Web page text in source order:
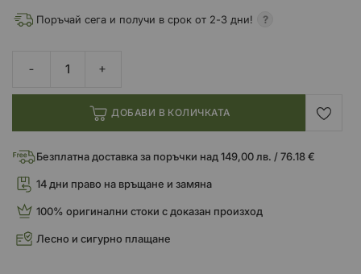
Поръчай сега и получи в срок от 2-3 дни!
ДОБАВИ В КОЛИЧКАТА
Безплатна доставка за поръчки над 149,00 лв. / 76.18 €
14 дни право на връщане и замяна
100% оригинални стоки с доказан произход
Лесно и сигурно плащане